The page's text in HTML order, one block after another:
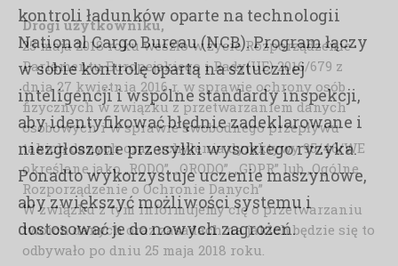
kontroli ładunków oparte na technologii
National Cargo Bureau (NCB). Program łączy
w sobie kontrolę opartą na sztucznej
inteligencji i wspólne standardy inspekcji,
aby identyfikować błędnie zadeklarowane i
niezgłoszone przesyłki wysokiego ryzyka.
Ponadto wykorzystuje uczenie maszynowe,
aby zwiększyć możliwości systemu i
dostosować je do nowych zagrożeń.
Drogi użytkowniku,
25 maja 2018 roku weszło w życie Rozporządzenie
Parlamentu Europejskiego i Rady(UE) 2016/679 z
dnia 27 kwietnia 2016 r. w sprawie ochrony osób
fizycznych w związku z przetwarzaniem danych
osobowych i w sprawie swobodnego przepływu
takich danych oraz uchylenia dyrektywy 95/46/WE
określane jako „RODO”, „ORODO”, „GDPR” lub „Ogólne
Rozporządzenie o Ochronie Danych”
W związku z tym informujemy cię o przetwarzaniu
twoich danych oraz zasadach na jakich będzie się to
odbywało po dniu 25 maja 2018 roku.